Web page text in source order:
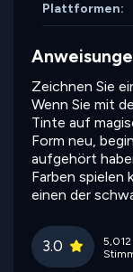
Plattformen:
Zeichnen Sie
Wenn Sie mit
Tinte auf
Form neu,
aufgehört
Farben spielen
einen der
3.0
5,012